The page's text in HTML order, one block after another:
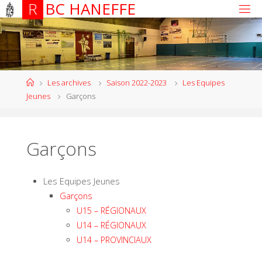
R BC HANEFFE
Les archives Saison 2022-2023
Les Equipes
Jeunes
Garçons
Garçons
Les Equipes Jeunes
Garçons
U15 – RÉGIONAUX
U14 – RÉGIONAUX
U14 – PROVINCIAUX